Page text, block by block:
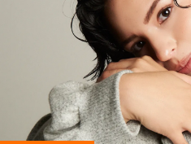
En Vivo
Descarga La APP
Programas
Noticias
Equipo